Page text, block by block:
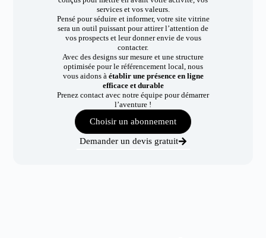
services et vos valeurs.
Pensé pour séduire et informer, votre site vitrine
sera un outil puissant pour attirer l’attention de
vos prospects et leur donner envie de vous
contacter.
Avec des designs sur mesure et une structure
optimisée pour le référencement local, nous
vous aidons à établir une présence en ligne
efficace et durable
Prenez contact avec notre équipe pour démarrer
l’aventure !
Choisir un abonnement
Demander un devis gratuit